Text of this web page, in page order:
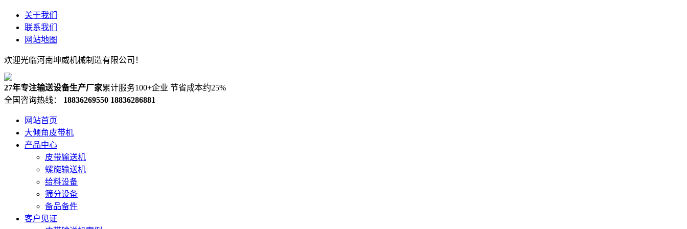
关于我们
联系我们
网站地图
欢迎光临河南坤威机械制造有限公司！
27年专注输送设备生产厂家累计服务100+企业 节省成本约25%
全国咨询热线：
18836269550 18836286881
网站首页
大倾角皮带机
产品中心
皮带输送机
螺旋输送机
给料设备
筛分设备
备品备件
客户见证